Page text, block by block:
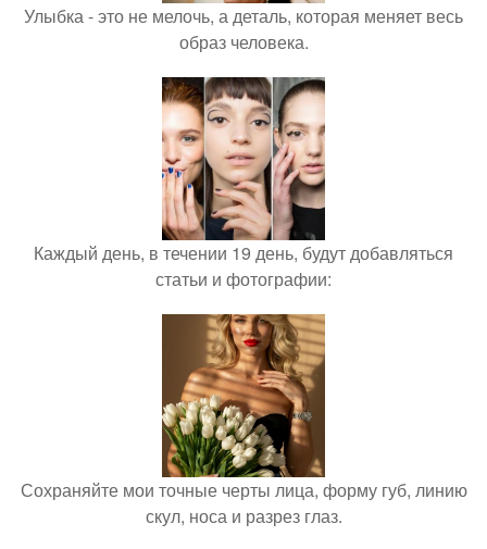
Улыбка - это не мелочь, а деталь, которая меняет весь
образ человека.
Каждый день, в течении 19 день, будут добавляться
статьи и фотографии:
Сохраняйте мои точные черты лица, форму губ, линию
скул, носа и разрез глаз.